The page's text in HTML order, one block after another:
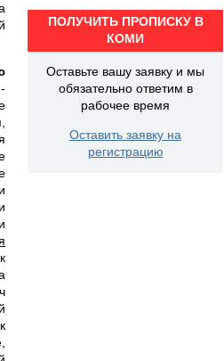
-
ПОЛУЧИТЬ ПРОПИСКУ В
КОМИ
Оставьте вашу заявку и мы
обязательно ответим в
рабочее время
Оставить заявку на
регистрацию